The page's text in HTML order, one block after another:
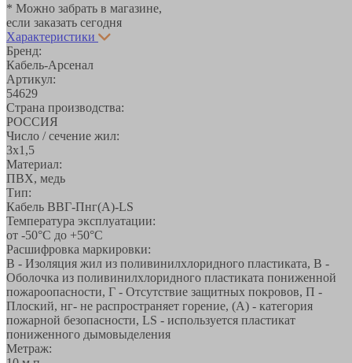
* Можно забрать в магазине,
если заказать сегодня
Характеристики
Бренд:
Кабель-Арсенал
Артикул:
54629
Страна производства:
РОССИЯ
Число / сечение жил:
3х1,5
Материал:
ПВХ, медь
Тип:
Кабель ВВГ-Пнг(А)-LS
Температура эксплуатации:
от -50°С до +50°C
Расшифровка маркировки:
В - Изоляция жил из поливинилхлоридного пластиката, В -
Оболочка из поливинилхлоридного пластиката пониженной
пожароопасности, Г - Отсутствие защитных покровов, П -
Плоский, нг- не распространяет горение, (А) - категория
пожарной безопасности, LS - используется пластикат
пониженного дымовыделения
Метраж: